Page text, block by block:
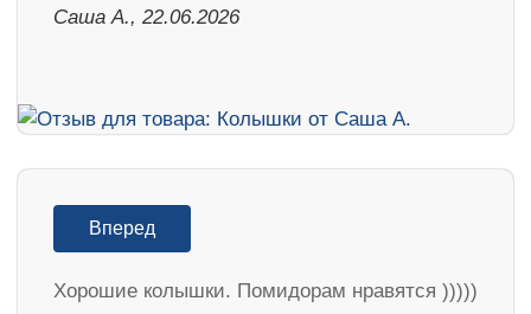
Саша А., 22.06.2026
Вперед
Хорошие колышки. Помидорам нравятся )))))